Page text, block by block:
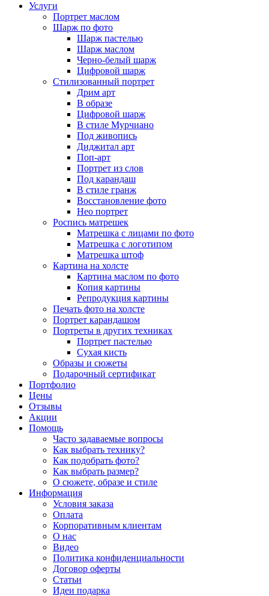
Услуги
Портрет маслом
Шарж по фото
Шарж пастелью
Шарж маслом
Черно-белый шарж
Цифровой шарж
Стилизованный портрет
Дрим арт
В образе
Цифровой шарж
В стиле Мурчиано
Под живопись
Диджитал арт
Поп-арт
Портрет из слов
Под карандаш
В стиле гранж
Восстановление фото
Нео портрет
Роспись матрешек
Матрешка с лицами по фото
Матрешка с логотипом
Матрешка штоф
Картина на холсте
Картина маслом по фото
Копия картины
Репродукция картины
Печать фото на холсте
Портрет карандашом
Портреты в других техниках
Портрет пастелью
Сухая кисть
Образы и сюжеты
Подарочный сертификат
Портфолио
Цены
Отзывы
Акции
Помощь
Часто задаваемые вопросы
Как выбрать технику?
Как подобрать фото?
Как выбрать размер?
О сюжете, образе и стиле
Информация
Условия заказа
Оплата
Корпоративным клиентам
О нас
Видео
Политика конфиденциальности
Договор оферты
Статьи
Идеи подарка